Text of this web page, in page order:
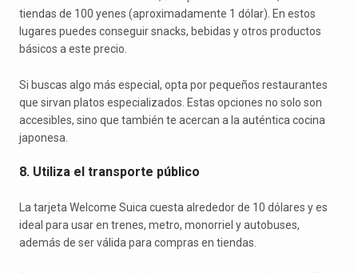
tiendas de 100 yenes (aproximadamente 1 dólar). En estos
lugares puedes conseguir snacks, bebidas y otros productos
básicos a este precio.
Si buscas algo más especial, opta por pequeños restaurantes
que sirvan platos especializados. Estas opciones no solo son
accesibles, sino que también te acercan a la auténtica cocina
japonesa.
8. Utiliza el transporte público
La tarjeta Welcome Suica cuesta alrededor de 10 dólares y es
ideal para usar en trenes, metro, monorriel y autobuses,
además de ser válida para compras en tiendas.